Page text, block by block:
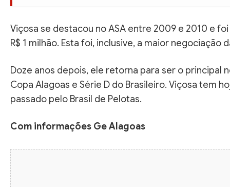
Viçosa se destacou no ASA entre 2009 e 2010 e
R$ 1 milhão. Esta foi, inclusive, a maior negociação
Doze anos depois, ele retorna para ser o principal
Copa Alagoas e Série D do Brasileiro. Viçosa tem
passado pelo Brasil de Pelotas.
Com informações Ge Alagoas